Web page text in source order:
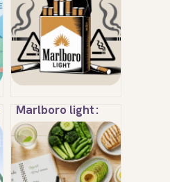
Marlboro light :
composition,
effets et
alternatives à
connaître